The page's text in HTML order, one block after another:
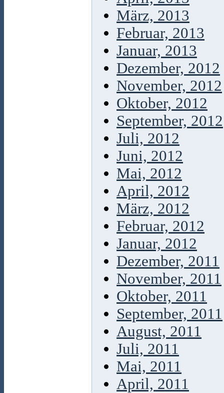
März, 2013
Februar, 2013
Januar, 2013
Dezember, 2012
November, 2012
Oktober, 2012
September, 2012
Juli, 2012
Juni, 2012
Mai, 2012
April, 2012
März, 2012
Februar, 2012
Januar, 2012
Dezember, 2011
November, 2011
Oktober, 2011
September, 2011
August, 2011
Juli, 2011
Mai, 2011
April, 2011